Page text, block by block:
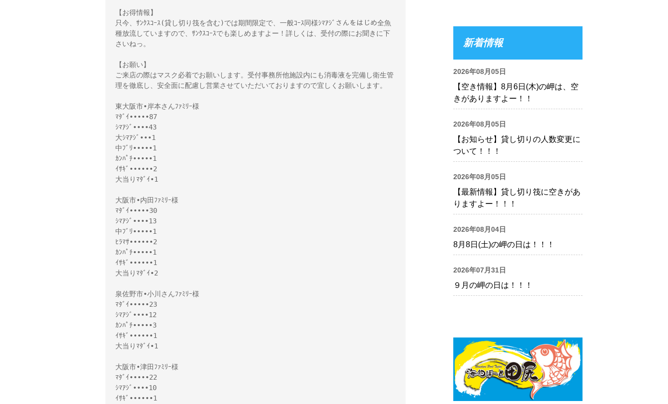
【お得情報】
只今、ｻﾝｸｽｺｰｽ(貸し切り筏を含む)では期間限定で、一般ｺｰｽ同様ｼﾏｱｼﾞさんをはじめ全魚
種放流していますので、ｻﾝｸｽｺｰｽでも楽しめますよー！詳しくは、受付の際にお聞きに下
さいねっ。
【お願い】
ご来店の際はマスク必着でお願いします。受付事務所他施設内にも消毒液を完備し衛生管
理を徹底し、安全面に配慮し営業させていただいておりますので宜しくお願いします。
東大阪市•岸本さんﾌｧﾐﾘｰ様
ﾏﾀﾞｲ•••••87
ｼﾏｱｼﾞ••••43
大ｼﾏｱｼﾞ•••1
中ﾌﾞﾘ•••••1
ｶﾝﾊﾟﾁ•••••1
ｲｻｷﾞ••••••2
大当りﾏﾀﾞｲ•1
大阪市•内田ﾌｧﾐﾘｰ様
ﾏﾀﾞｲ•••••30
ｼﾏｱｼﾞ••••13
中ﾌﾞﾘ•••••1
ﾋﾗﾏｻ••••••2
ｶﾝﾊﾟﾁ•••••1
ｲｻｷﾞ••••••1
大当りﾏﾀﾞｲ•2
泉佐野市•小川さんﾌｧﾐﾘｰ様
ﾏﾀﾞｲ•••••23
ｼﾏｱｼﾞ••••12
ｶﾝﾊﾟﾁ•••••3
ｲｻｷﾞ••••••1
大当りﾏﾀﾞｲ•1
大阪市•津田ﾌｧﾐﾘｰ様
ﾏﾀﾞｲ•••••22
ｼﾏｱｼﾞ••••10
ｲｻｷﾞ••••••1
新着情報
2026年08月05日
【空き情報】8月6日(木)の岬は、空
きがありますよー！！
2026年08月05日
【お知らせ】貸し切りの人数変更に
ついて！！！
2026年08月05日
【最新情報】貸し切り筏に空きがあ
りますよー！！！
2026年08月04日
8月8日(土)の岬の日は！！！
2026年07月31日
９月の岬の日は！！！